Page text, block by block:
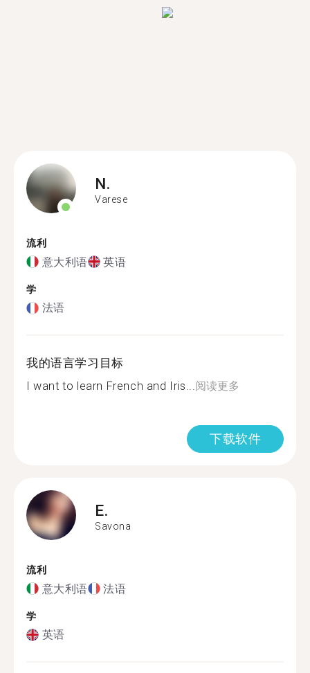
N.
Varese
流利
意大利语 英语
学
法语
我的语言学习目标
I want to learn French and Iris...阅读更多
下载软件
E.
Savona
流利
意大利语 法语
学
英语